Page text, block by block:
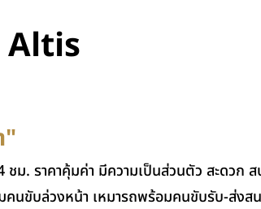
Altis
"
ชม. ราคาคุ้มค่า มีความเป็นส่วนตัว สะดวก
คนขับล่วงหน้า เหมารถพร้อมคนขับรับ-ส่งส